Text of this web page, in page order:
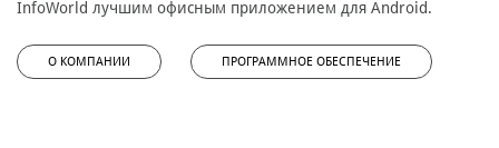
InfoWorld лучшим офисным приложением для Android.
О КОМПАНИИ ПРОГРАММНОЕ ОБЕСПЕЧЕНИЕ